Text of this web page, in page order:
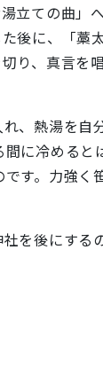
立ての曲」
後に、「藁
り、真言を
、熱湯を自
に冷めると
す。力強く
を後にするの